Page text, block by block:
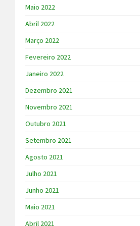
Maio 2022
Abril 2022
Março 2022
Fevereiro 2022
Janeiro 2022
Dezembro 2021
Novembro 2021
Outubro 2021
Setembro 2021
Agosto 2021
Julho 2021
Junho 2021
Maio 2021
Abril 2021